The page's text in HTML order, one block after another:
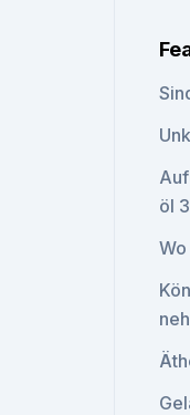
öl